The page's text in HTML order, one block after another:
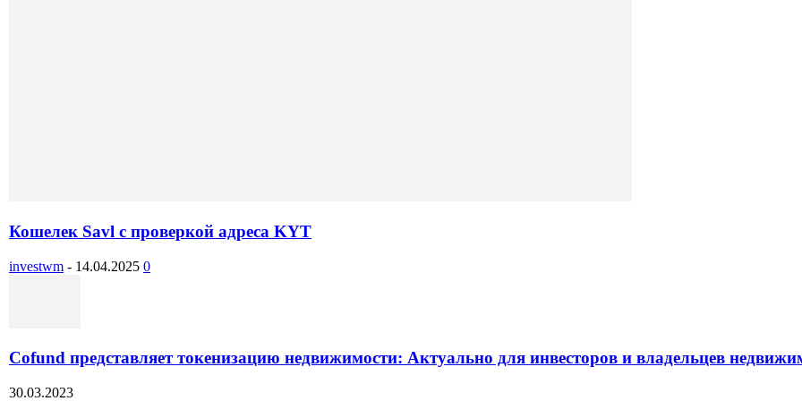
Кошелек Savl с проверкой адреса KYT
investwm - 14.04.2025 0
Cofund представляет токенизацию недвижимости: Актуально для инвесторов и владельцев
30.03.2023